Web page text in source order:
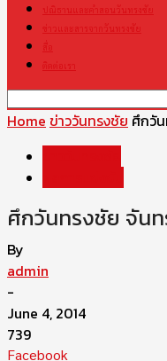
ปณิธานและคำสอนวันทรงชัย
ข่าวและสารจากวันทรงชัย
สื่อ
ติดต่อเรา
Home ข่าววันทรงชัย
By
admin
-
June 4, 2014
739
Facebook